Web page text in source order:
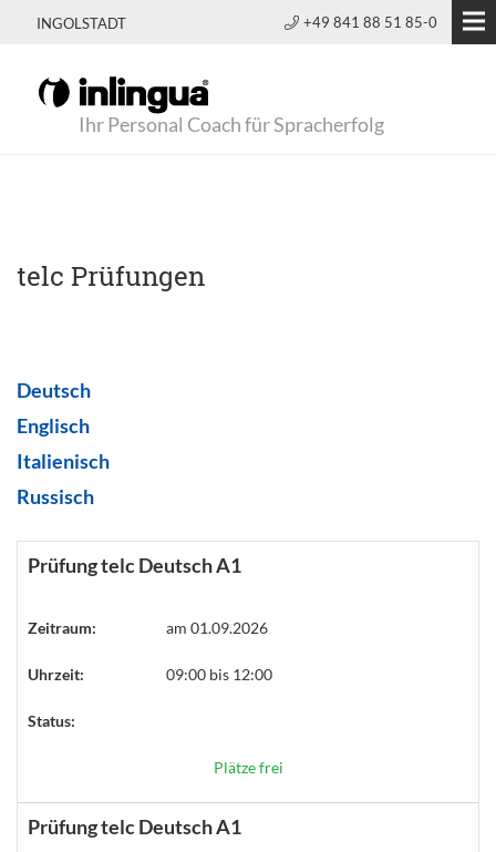
INGOLSTADT +49 841 88 51 85-0
Ihr Personal Coach für Spracherfolg
telc Prüfungen
Deutsch
Englisch
Italienisch
Russisch
Prüfung telc Deutsch A1
Zeitraum: am 01.09.2026
Uhrzeit: 09:00 bis 12:00
Status:
Plätze frei
Prüfung telc Deutsch A1